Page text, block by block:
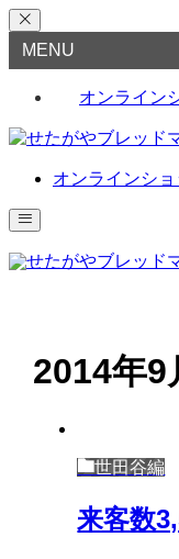
MENU
オンライン
オンラインシ
2014年9
世田谷編
来客数